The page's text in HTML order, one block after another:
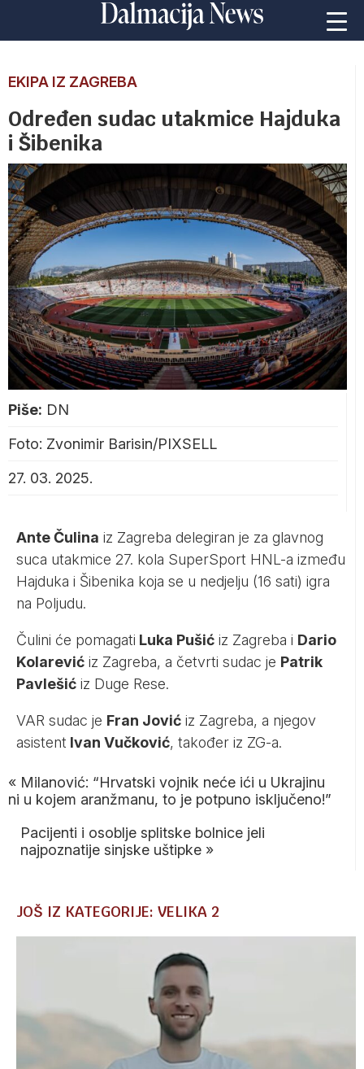
EKIPA IZ ZAGREBA
Određen sudac utakmice Hajduka
i Šibenika
Piše: DN
Foto: Zvonimir Barisin/PIXSELL
27. 03. 2025.
Ante Čulina iz Zagreba delegiran je za glavnog
suca utakmice 27. kola SuperSport HNL-a između
Hajduka i Šibenika koja se u nedjelju (16 sati) igra
na Poljudu.
Čulini će pomagati Luka Pušić iz Zagreba i Dario
Kolarević iz Zagreba, a četvrti sudac je Patrik
Pavlešić iz Duge Rese.
VAR sudac je Fran Jović iz Zagreba, a njegov
asistent Ivan Vučković, također iz ZG-a.
« Milanović: “Hrvatski vojnik neće ići u Ukrajinu
ni u kojem aranžmanu, to je potpuno isključeno!”
Pacijenti i osoblje splitske bolnice jeli
najpoznatije sinjske uštipke »
JOŠ IZ KATEGORIJE: VELIKA 2